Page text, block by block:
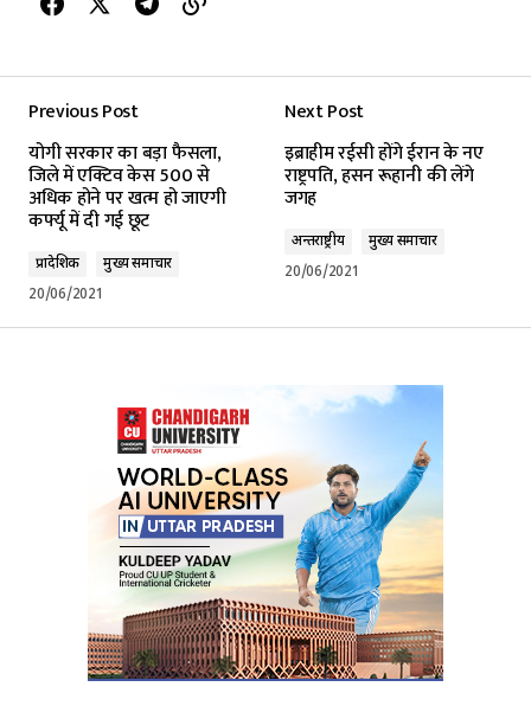
Previous Post
योगी सरकार का बड़ा फैसला,
जिले में एक्टिव केस 500 से
अधिक होने पर खत्म हो जाएगी
कर्फ्यू में दी गई छूट
प्रादेशिक
मुख्य समाचार
20/06/2021
Next Post
इब्राहीम रईसी होंगे ईरान के नए
राष्ट्रपति, हसन रूहानी की लेंगे
जगह
अन्तर्राष्ट्रीय
मुख्य समाचार
20/06/2021